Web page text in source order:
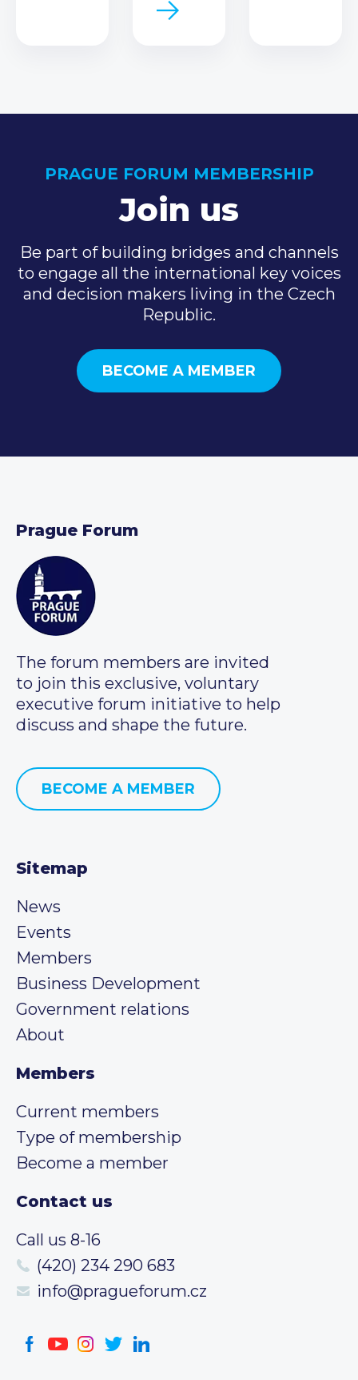
PRAGUE FORUM MEMBERSHIP
Join us
Be part of building bridges and channels
to engage all the international key voices
and decision makers living in the Czech
Republic.
BECOME A MEMBER
Prague Forum
The forum members are invited
to join this exclusive, voluntary
executive forum initiative to help
discuss and shape the future.
BECOME A MEMBER
Sitemap
News
Events
Members
Business Development
Government relations
About
Members
Current members
Type of membership
Become a member
Contact us
Call us 8-16
(420) 234 290 683
info@pragueforum.cz